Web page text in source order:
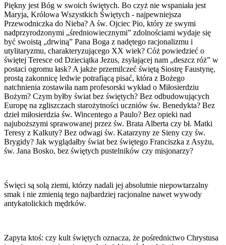
Piękny jest Bóg w swoich świętych. Bo czyż nie wspaniała jest
Maryja, Królowa Wszystkich Świętych - najpewniejsza
Przewodniczka do Nieba? A św. Ojciec Pio, który ze swymi
nadprzyrodzonymi „średniowiecznymi” zdolnościami wydaje się
być swoistą „drwiną” Pana Boga z nadętego racjonalizmu i
utylitaryzmu, charakteryzującego XX wiek? Cóż powiedzieć o
świętej Teresce od Dzieciątka Jezus, zsyłającej nam „deszcz róż” w
postaci ogromu łask? A jakże przemilczeć świętą Siostrę Faustynę,
prostą zakonnicę ledwie potrafiącą pisać, która z Bożego
natchnienia zostawiła nam profesorski wykład o Miłosierdziu
Bożym? Czym byłby świat bez świętych? Bez odbudowujących
Europę na zgliszczach starożytności uczniów św. Benedykta? Bez
dzieł miłosierdzia św. Wincentego a Paulo? Bez opieki nad
najuboższymi sprawowanej przez św. Brata Alberta czy bł. Matki
Teresy z Kalkuty? Bez odwagi św. Katarzyny ze Sieny czy św.
Brygidy? Jak wyglądałby świat bez świętego Franciszka z Asyżu,
św. Jana Bosko, bez świętych pustelników czy misjonarzy?
Święci są solą ziemi, którzy nadali jej absolutnie niepowtarzalny
smak i nie zmienią tego najbardziej racjonalne nawet wywody
antykatolickich mędrków.
Zapyta ktoś: czy kult świętych oznacza, że pośrednictwo Chrystusa